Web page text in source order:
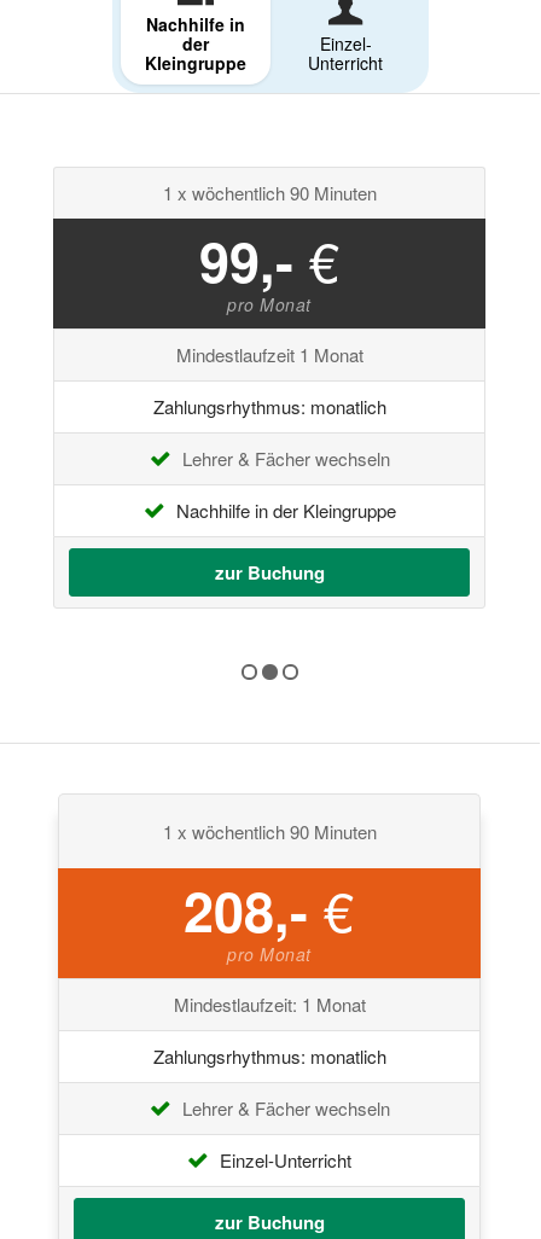
Nachhilfe in
der
Kleingruppe
Einzel-
Unterricht
1 x wöchentlich 90 Minuten
99,- €
pro Monat
Mindestlaufzeit 1 Monat
Zahlungsrhythmus: monatlich
Lehrer & Fächer wechseln
Nachhilfe in der Kleingruppe
zur Buchung
1 x wöchentlich 90 Minuten
208,-€
pro Monat
Mindestlaufzeit: 1 Monat
Zahlungsrhythmus: monatlich
Lehrer & Fächer wechseln
Einzel-Unterricht
zur Buchung